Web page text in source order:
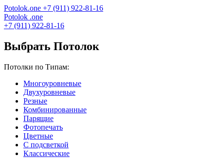
Potolok.one +7 (911) 922-81-16
Potolok .one
+7 (911) 922-81-16
Выбрать Потолок
Потолки по Типам:
Многоуровневые
Двухуровневые
Резные
Комбинированные
Парящие
Фотопечать
Цветные
С подсветкой
Классические